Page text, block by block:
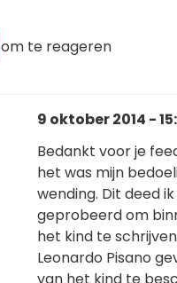
om te reageren
9 oktober 2014 -
Bedankt voor je
het was mijn
wending. Dit deed
geprobeerd om
het kind te
Leonardo Pisano